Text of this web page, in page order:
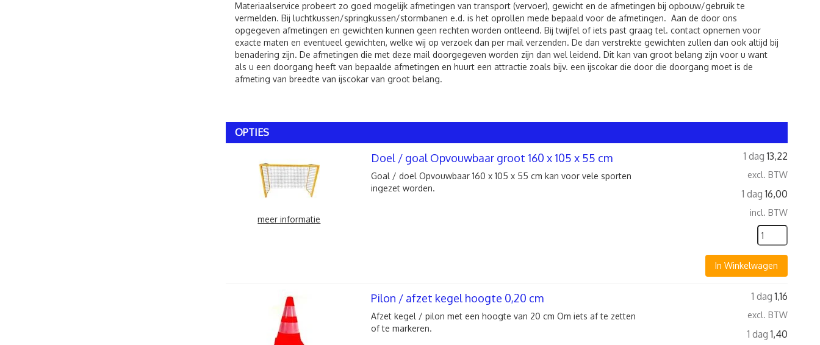
Materiaalservice probeert zo goed mogelijk afmetingen van transport (vervoer), gewicht en de afmetingen bij opbouw/gebruik te
vermelden. Bij luchtkussen/springkussen/stormbanen e.d. is het oprollen mede bepaald voor de afmetingen. Aan de door ons
opgegeven afmetingen en gewichten kunnen geen rechten worden ontleend. Bij twijfel of iets past graag tel. contact opnemen voor
exacte maten en eventueel gewichten, welke wij op verzoek dan per mail verzenden. De dan verstrekte gewichten zullen dan ook altijd bij
benadering zijn. De afmetingen die met deze mail doorgegeven worden zijn dan wel leidend. Dit kan van groot belang zijn voor u want
als u een doorgang heeft van bepaalde afmetingen en huurt een attractie zoals bijv. een ijscokar die door die doorgang moet is de
afmeting van breedte van ijscokar van groot belang.
OPTIES
meer informatie
1 dag 13,22
excl. BTW
1 dag 16,00
incl. BTW
In Winkelwagen
Doel / goal Opvouwbaar groot 160 x 105 x 55 cm
Goal / doel Opvouwbaar 160 x 105 x 55 cm kan voor vele sporten
ingezet worden.
1 dag 1,16
excl. BTW
1 dag 1,40
Pilon / afzet kegel hoogte 0,20 cm
Afzet kegel / pilon met een hoogte van 20 cm Om iets af te zetten
of te markeren.